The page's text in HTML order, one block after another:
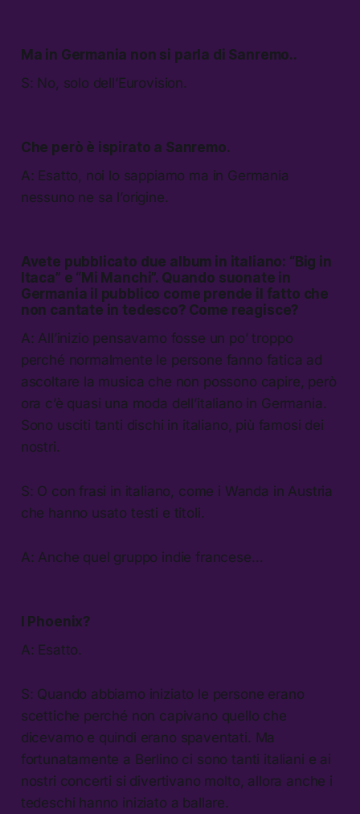
Ma in Germania non si parla di Sanremo..
S: No, solo dell’Eurovision.
Che però è ispirato a Sanremo.
A: Esatto, noi lo sappiamo ma in Germania
nessuno ne sa l’origine.
Avete pubblicato due album in italiano: “Big in
Itaca” e “Mi Manchi”. Quando suonate in
Germania il pubblico come prende il fatto che
non cantate in tedesco? Come reagisce?
A: All’inizio pensavamo fosse un po’ troppo
perché normalmente le persone fanno fatica ad
ascoltare la musica che non possono capire, però
ora c’è quasi una moda dell’italiano in Germania.
Sono usciti tanti dischi in italiano, più famosi dei
nostri.
S: O con frasi in italiano, come i Wanda in Austria
che hanno usato testi e titoli.
A: Anche quel gruppo indie francese…
I Phoenix?
A: Esatto.
S: Quando abbiamo iniziato le persone erano
scettiche perché non capivano quello che
dicevamo e quindi erano spaventati. Ma
fortunatamente a Berlino ci sono tanti italiani e ai
nostri concerti si divertivano molto, allora anche i
tedeschi hanno iniziato a ballare.